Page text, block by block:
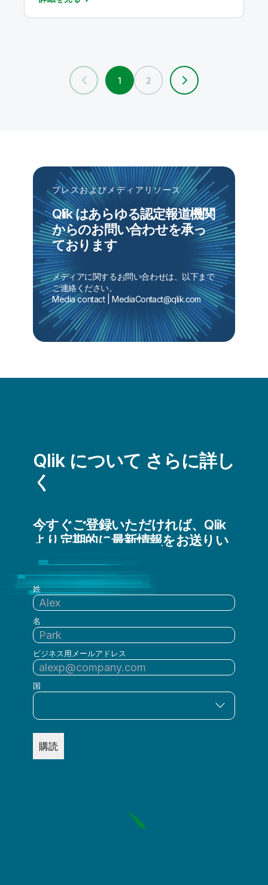
1 2
プレスおよびメディアリソース
Qlik はあらゆる認定報道機関
からのお問い合わせを承っ
ております
メディアに関するお問い合わせは、以下まで
ご連絡ください。
Media contact | MediaContact@qlik.com
Qlik について さらに詳し
く
今すぐご登録いただければ、Qlik
より定期的に最新情報をお送りい
姓
名
ビジネス用メールアドレス
国
購読